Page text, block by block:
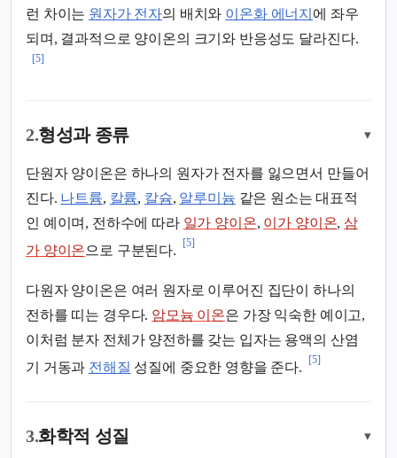
런 차이는 원자가 전자의 배치와 이온화 에너지 에 좌우
되며, 결과적으로 양이온의 크기와 반응성도 달라진다.
[5]
2.형성과 종류 ▾
단원자 양이온은 하나의 원자가 전자를 잃으면서 만들어
진다. 나트륨, 칼륨, 칼슘, 알루미늄 같은 원소는 대표적
인 예이며, 전하수에 따라 일가 양이온, 이가 양이온,삼
가 양이온으로 구분된다.
[5]
다원자 양이온은 여러 원자로 이루어진 집단이 하나의
전하를 띠는 경우다. 암모늄 이온은 가장 익숙한 예이고,
이처럼 분자 전체가 양전하를 갖는 입자는 용액의 산염
기 거동과 전해질 성질에 중요한 영향을 준다.
[5]
3.화학적 성질 ▾